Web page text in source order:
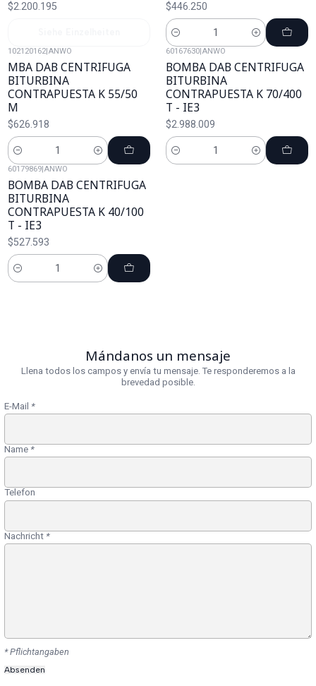
$2.200.195 $446.250
Cantidad
102120162 ANWO
MBA DAB CENTRIFUGA
BITURBINA
CONTRAPUESTA K 55/50
M
$626.918
Cantidad
60167630 ANWO
BOMBA DAB CENTRIFUGA
BITURBINA
CONTRAPUESTA K 70/400
T - IE3
$2.988.009
Cantidad
60179869 ANWO
BOMBA DAB CENTRIFUGA
BITURBINA
CONTRAPUESTA K 40/100
T - IE3
$527.593
Cantidad
Mándanos un mensaje
Llena todos los campos y envía tu mensaje. Te responderemos a la
brevedad posible.
E-Mail *
Name *
Telefon
Nachricht*
* Pflichtangaben